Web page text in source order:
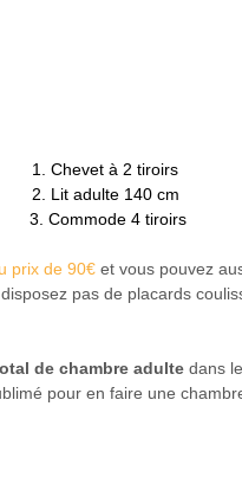
1. Chevet à 2 tiroirs
2. Lit adulte 140 cm
3. Commode 4 tiroirs
prix de 90€ et vous pouvez
pas de placards
de chambre adulte dans
pour en faire une